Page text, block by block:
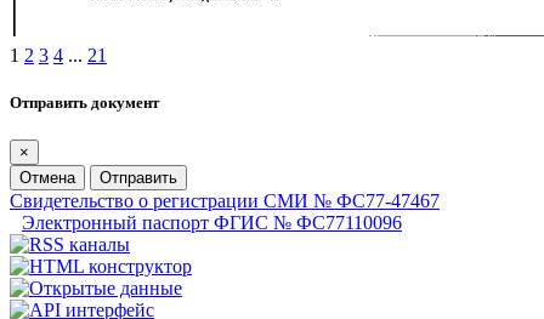
1 2 3 4 ... 21
Отправить документ
×
Отмена
Отправить
Свидетельство о регистрации СМИ № ФС77-47467
Электронный паспорт ФГИС № ФС77110096